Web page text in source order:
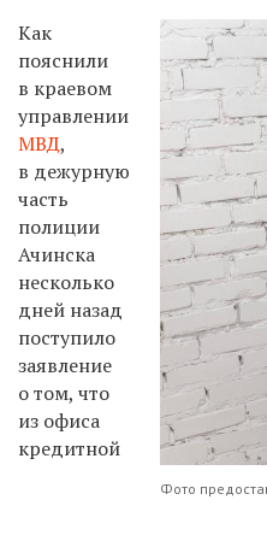
Фото
Как
пояснили
в краевом
управлении
МВД,
в дежурную
часть
полиции
Ачинска
несколько
дней назад
поступило
заявление
о том, что
из офиса
кредитной